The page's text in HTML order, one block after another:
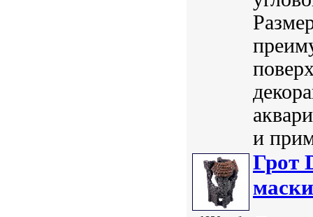
и
Грот